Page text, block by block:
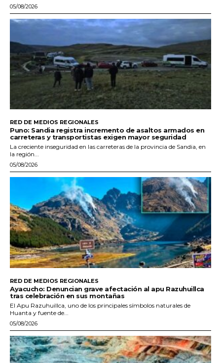
05/08/2026
RED DE MEDIOS REGIONALES
Puno: Sandia registra incremento de asaltos armados en
carreteras y transportistas exigen mayor seguridad
La creciente inseguridad en las carreteras de la provincia de Sandia, en
la región...
05/08/2026
RED DE MEDIOS REGIONALES
Ayacucho: Denuncian grave afectación al apu Razuhuillca
tras celebración en sus montañas
El Apu Razuhuillca, uno de los principales símbolos naturales de
Huanta y fuente de...
05/08/2026